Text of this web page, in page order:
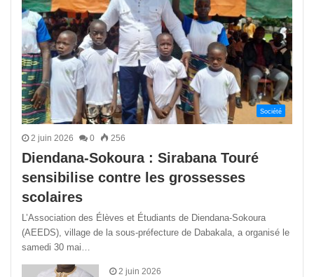
Société
2 juin 2026 0 256
Diendana-Sokoura : Sirabana Touré
sensibilise contre les grossesses
scolaires
L’Association des Élèves et Étudiants de Diendana-Sokoura
(AEEDS), village de la sous-préfecture de Dabakala, a organisé le
samedi 30 mai…
2 juin 2026